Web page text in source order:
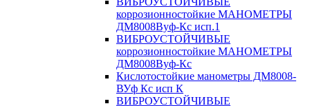
коррозионностойкие МАНОМЕТРЫ
ДМ8008Вуф-Кс исп.1
ВИБРОУСТОЙЧИВЫЕ
коррозионностойкие МАНОМЕТРЫ
ДМ8008Вуф-Кс
Кислотостойкие манометры ДМ8008-
ВУф Кс исп К
ВИБРОУСТОЙЧИВЫЕ